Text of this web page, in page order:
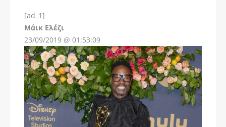
[ad_1]
Μάικ ΕλέζιInstagram
23/09/2019 @ 01:53:09